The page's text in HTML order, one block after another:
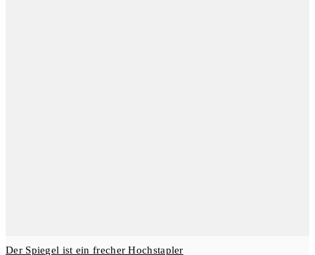
Der Spiegel ist ein frecher Hochstapler